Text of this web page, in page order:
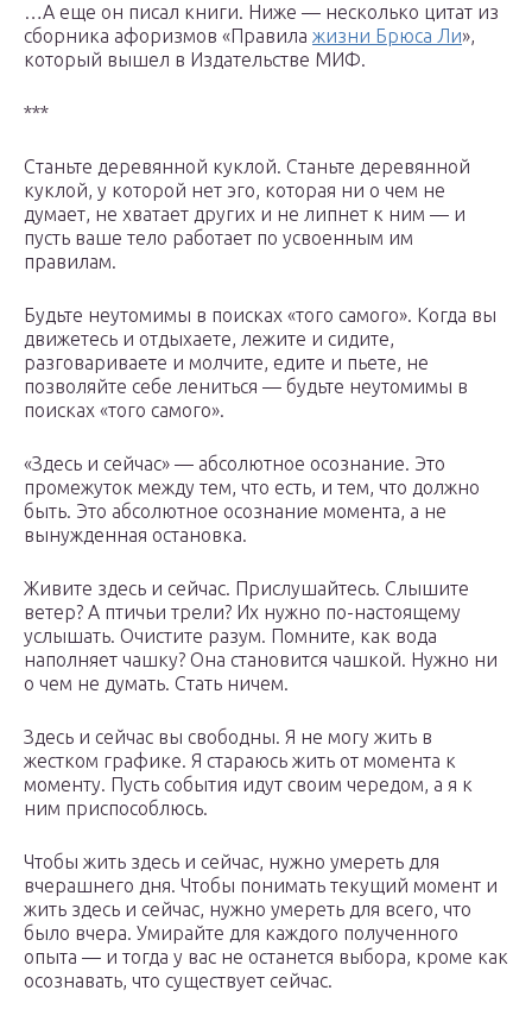
…А еще он писал книги. Ниже — несколько цитат из
сборника афоризмов «Правила жизни Брюса Ли»,
который вышел в Издательстве МИФ.
***
Станьте деревянной куклой. Станьте деревянной
куклой, у которой нет эго, которая ни о чем не
думает, не хватает других и не липнет к ним — и
пусть ваше тело работает по усвоенным им
правилам.
Будьте неутомимы в поисках «того самого». Когда вы
движетесь и отдыхаете, лежите и сидите,
разговариваете и молчите, едите и пьете, не
позволяйте себе лениться — будьте неутомимы в
поисках «того самого».
«Здесь и сейчас» — абсолютное осознание. Это
промежуток между тем, что есть, и тем, что должно
быть. Это абсолютное осознание момента, а не
вынужденная остановка.
Живите здесь и сейчас. Прислушайтесь. Слышите
ветер? А птичьи трели? Их нужно по-настоящему
услышать. Очистите разум. Помните, как вода
наполняет чашку? Она становится чашкой. Нужно ни
о чем не думать. Стать ничем.
Здесь и сейчас вы свободны. Я не могу жить в
жестком графике. Я стараюсь жить от момента к
моменту. Пусть события идут своим чередом, а я к
ним приспособлюсь.
Чтобы жить здесь и сейчас, нужно умереть для
вчерашнего дня. Чтобы понимать текущий момент и
жить здесь и сейчас, нужно умереть для всего, что
было вчера. Умирайте для каждого полученного
опыта — и тогда у вас не останется выбора, кроме как
осознавать, что существует сейчас.